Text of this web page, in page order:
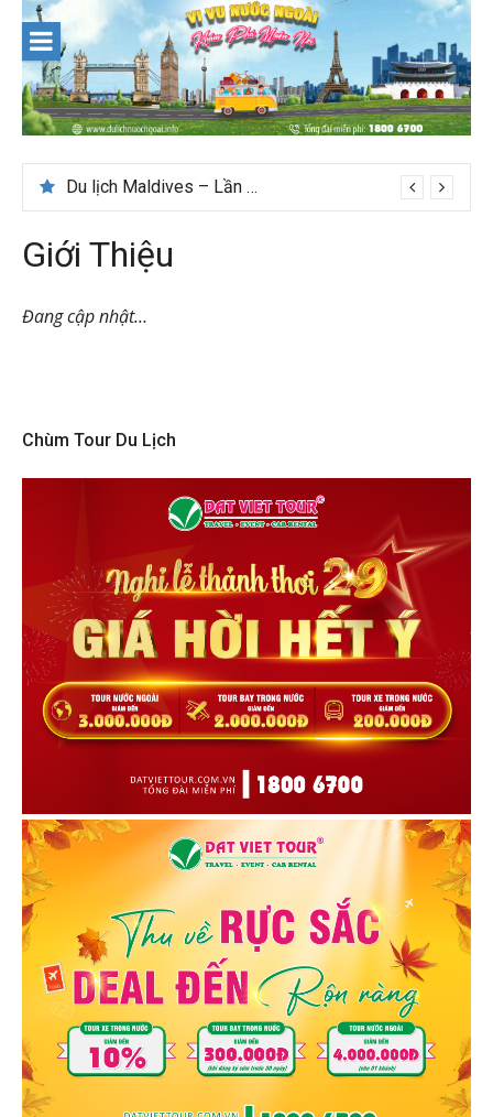
content
Du lịch Maldives – Lần đầu nên đi đâu, chơi gì?
Nên du lịch ở đâu ” giá tốt” dịp lễ quốc khánh 2/9
Giới Thiệu
Đang cập nhật…
Chùm Tour Du Lịch